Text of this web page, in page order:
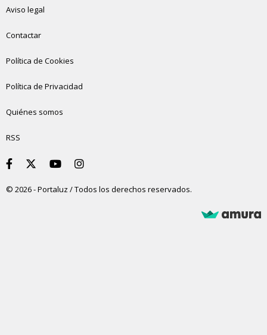
Aviso legal
Contactar
Política de Cookies
Política de Privacidad
Quiénes somos
RSS
© 2026 - Portaluz / Todos los derechos reservados.